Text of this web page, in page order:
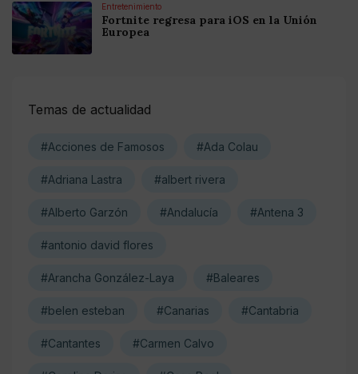
Entretenimiento
Fortnite regresa para iOS en la Unión
Europea
Temas de actualidad
#Acciones de Famosos #Ada Colau
#Adriana Lastra #albert rivera
#Alberto Garzón #Andalucía #Antena 3
#antonio david flores
#Arancha González-Laya #Baleares
#belen esteban #Canarias #Cantabria
#Cantantes #Carmen Calvo